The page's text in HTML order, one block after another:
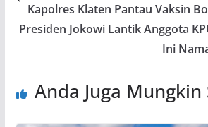
Kapolres Klaten Pantau Vaksin
Presiden Jokowi Lantik Anggota
Ini
Anda Juga Mungkin